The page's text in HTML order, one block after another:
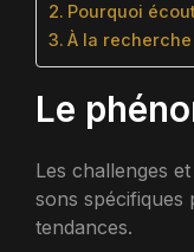
Pourquoi
À la
Le
Les challenges
sons spécifiques
tendances.